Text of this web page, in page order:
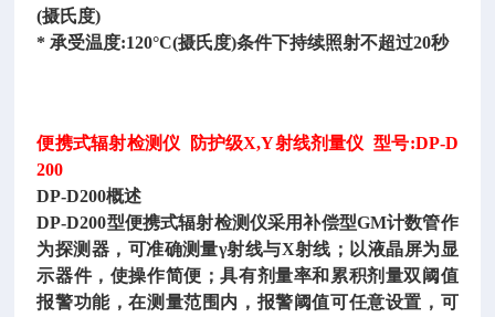
(摄氏度)
* 承受温度:120°C(摄氏度)条件下持续照射不超过20秒
便携式辐射检测仪 防护级X,Y射线剂量仪 型号:DP-D
200
DP-D200概述
DP-D200型便携式辐射检测仪采用补偿型GM计数管作
为探测器，可准确测量γ射线与X射线；以液晶屏为显
示器件，使操作简便；具有剂量率和累积剂量双阈值
报警功能，在测量范围内，报警阈值可任意设置，可